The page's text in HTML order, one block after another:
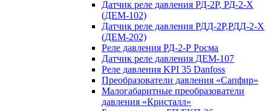
Датчик реле давления РД-2Р, РД-2-Х
(ДЕМ-102)
Датчик реле давления РДД-2Р,РДД-2-Х
(ДЕМ-202)
Реле давления РД-2-Р Росма
Датчик реле давления ДЕМ-107
Реле давления KPI 35 Danfoss
Преобразователи давления «Сапфир»
Малогабаритные преобразователи
давления «Кристалл»